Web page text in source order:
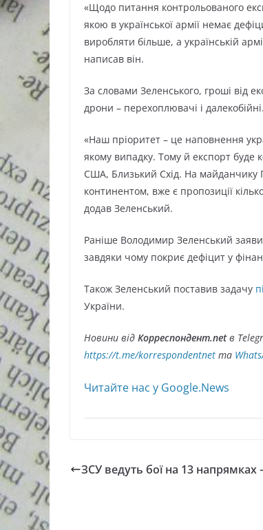
«Щодо питання контрольованого
якою в української армії немає
виробляти більше, а українській
написав він.
За словами Зеленського, гроші від
дрони – перехоплювачі і далекобійні.
«Наш пріоритет – це наповнення
якому випадку. Тому й експорт буде
США, Близький Схід. На майданчику
континентом, вже є пропозиції
додав Зеленський.
Раніше Володимир Зеленський
завдяки чому покриє дефіцит у
Також Зеленський поставив задачу
України.
Новини від Корреспондент.netв
https://t.me/korrespondentnet та
Читайте нас у Google.News
ЗСУ ведуть бої на 13